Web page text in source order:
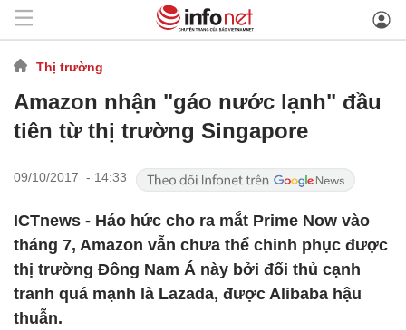
Thị trường
Amazon nhận "gáo nước lạnh" đầu
tiên từ thị trường Singapore
09/10/2017 - 14:33
ICTnews - Háo hức cho ra mắt Prime Now vào
tháng 7, Amazon vẫn chưa thể chinh phục được
thị trường Đông Nam Á này bởi đối thủ cạnh
tranh quá mạnh là Lazada, được Alibaba hậu
thuẫn.